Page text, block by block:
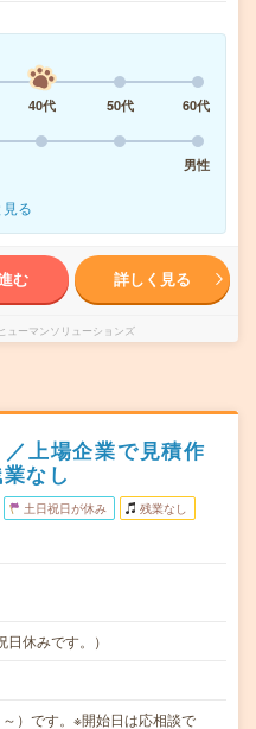
40代 50代
60代
男性
見る
む 詳しく見る
ューマンソリューションズ
上場企業で見積作
なし
土日祝日が休み 残業なし
休みです。）
）です。※開始日は応相談で